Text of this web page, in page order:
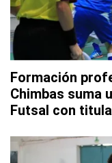
Formación
Chimbas suma
Futsal con